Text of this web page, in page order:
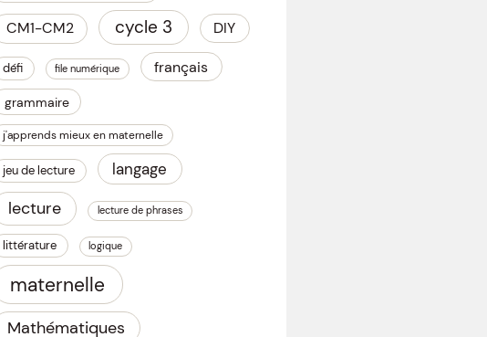
CM1-CM2 cycle 3 DIY
défi file numérique français
grammaire
j'apprends mieux en maternelle
jeu de lecture langage
lecture lecture de phrases
littérature logique
maternelle
Mathématiques